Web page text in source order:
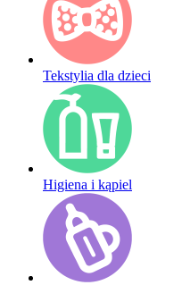
Tekstylia dla dzieci
Higiena i kąpiel